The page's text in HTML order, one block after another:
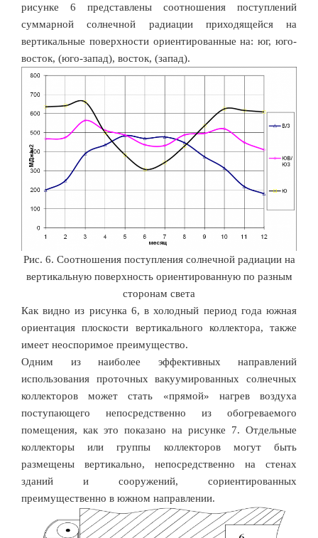
рисунке 6 представлены соотношения поступлений
суммарной солнечной радиации приходящейся на
вертикальные поверхности ориентированные на: юг, юго-
восток, (юго-запад), восток, (запад).
Рис. 6. Соотношения поступления солнечной радиации на
вертикальную поверхность ориентированную по разным
сторонам света
Как видно из рисунка 6, в холодный период года южная
ориентация плоскости вертикального коллектора, также
имеет неоспоримое преимущество.
Одним из наиболее эффективных направлений
использования проточных вакуумированных солнечных
коллекторов может стать «прямой» нагрев воздуха
поступающего непосредственно из обогреваемого
помещения, как это показано на рисунке 7. Отдельные
коллекторы или группы коллекторов могут быть
размещены вертикально, непосредственно на стенах
зданий и сооружений, сориентированных
преимущественно в южном направлении.